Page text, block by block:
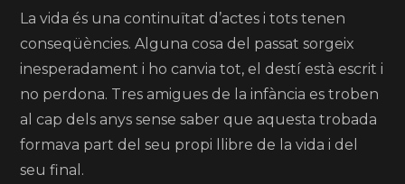
La vida és una continuïtat d’actes i tots tenen
conseqüències. Alguna cosa del passat sorgeix
inesperadament i ho canvia tot, el destí està escrit i
no perdona. Tres amigues de la infància es troben
al cap dels anys sense saber que aquesta trobada
formava part del seu propi llibre de la vida i del
seu final.